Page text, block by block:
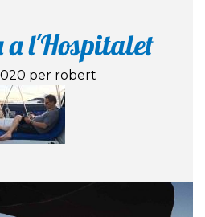
a l'Hospitalet
per robert